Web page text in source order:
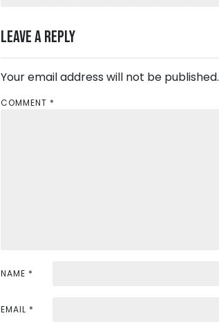
s
n
a
i
Leave a Reply
Your email address will not be published.
COMMENT *
NAME *
EMAIL *